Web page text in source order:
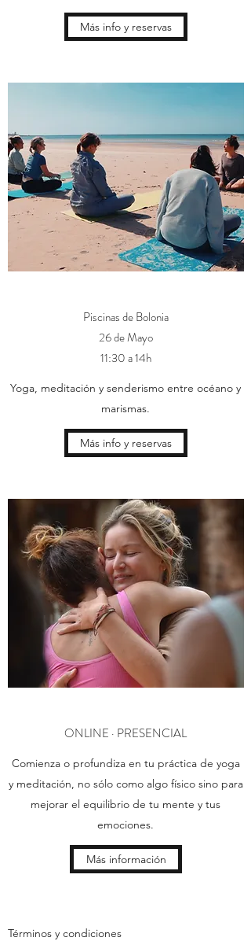
Más info y reservas
Piscinas de Bolonia
26 de Mayo
11:30 a 14h
Yoga, meditación y senderismo entre océano y
marismas.
Más info y reservas
ONLINE · PRESENCIAL
Comienza o profundiza en tu práctica de yoga
y meditación, no sólo como algo físico sino para
mejorar el equilibrio de tu mente y tus
emociones.
Más información
Términos y condiciones